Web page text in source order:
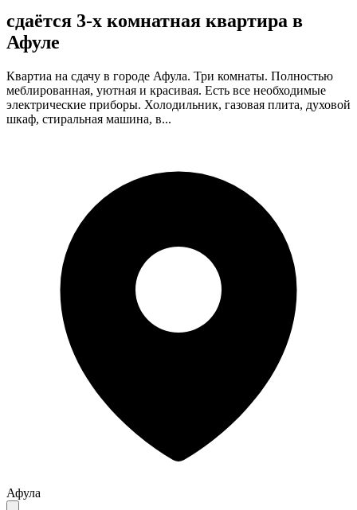
сдаётся 3-х комнатная квартира в
Афуле
Квартиа на сдачу в городе Афула. Три комнаты. Полностью
меблированная, уютная и красивая. Есть все необходимые
электрические приборы. Холодильник, газовая плита, духовой
шкаф, стиральная машина, в...
Афула